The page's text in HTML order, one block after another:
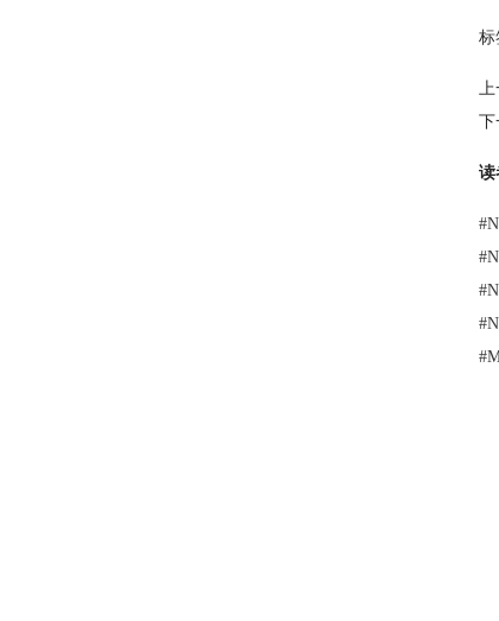
标
上
下
读
#
#
#
#
#